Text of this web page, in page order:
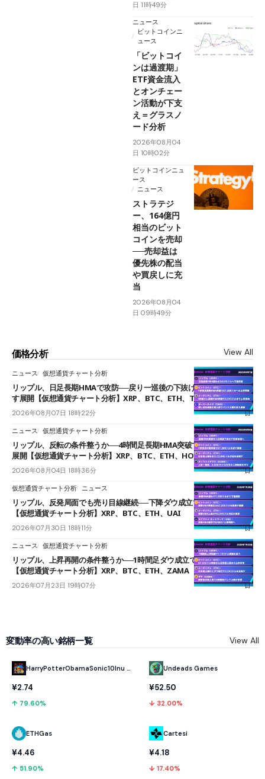
日 11時49分
ニュース
ビットコインニ
ュース
「ビットコイ
ンは過渡期」
ETF資金流入
とオンチェー
ン活動が下支
え＝グラスノ
ード分析
2026年08月04
日 10時02分
ビットコインニュ
ース
ニュース
ストラテジ
ー、164億円
相当のビット
コインを売却
──売却益は
優先株の配当
や買戻しに充
当
2026年08月04
日 09時49分
価格分析 View All
ニュース 仮想通貨チャート分析
リップル、日足長期HMAで攻防──戻り一巡後の下抜けで0.95ドルを試
す展開【仮想通貨チャート分析】XRP、BTC、ETH、TAKE
2026年08月07日 18時22分
ニュース 仮想通貨チャート分析
リップル、反転の条件整うか──4時間足長期HMA突破で雲下端を目指す
展開【仮想通貨チャート分析】XRP、BTC、ETH、HOME
2026年08月04日 18時36分
仮想通貨チャート分析 ニュース
リップル、反発局面でも売り目線継続──下降ダウ成立で下値追う展開
【仮想通貨チャート分析】XRP、BTC、ETH、UAI
2026年07月30日 18時11分
ニュース 仮想通貨チャート分析
リップル、上昇再開の条件整うか──1時間足ダウ成立で1.185ドルを狙う
【仮想通貨チャート分析】XRP、BTC、ETH、ZAMA
2026年07月23日 19時07分
変動率の高い銘柄一覧 View All
HarryPotterObamaSonic10Inu (ETH)
¥2.74
↑ 79.60%
ETHGas
¥4.46
↑ 51.90%
Undeads Games
¥52.50
↓ 32.00%
Cartesi
¥4.18
↓ 17.40%